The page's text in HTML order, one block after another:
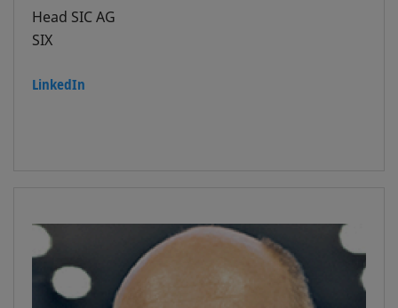
Head SIC AG
SIX
LinkedIn